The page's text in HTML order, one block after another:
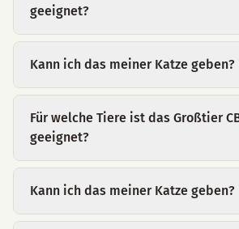
geeignet?
Kann ich das meiner Katze geben?
Für welche Tiere ist das Großtier
geeignet?
Kann ich das meiner Katze geben?